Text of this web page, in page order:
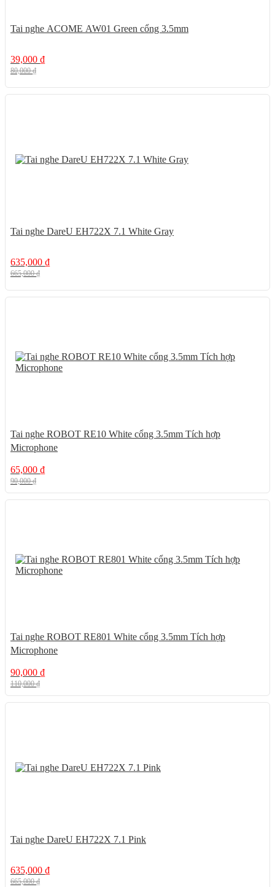
Tai nghe ACOME AW01 Green cổng 3.5mm
39,000 ₫
80,000₫
Tai nghe DareU EH722X 7.1 White Gray
635,000 ₫
665,000₫
Tai nghe ROBOT RE10 White cổng 3.5mm Tích hợp
Microphone
65,000 ₫
90,000₫
Tai nghe ROBOT RE801 White cổng 3.5mm Tích hợp
Microphone
90,000 ₫
110,000₫
Tai nghe DareU EH722X 7.1 Pink
635,000 ₫
665,000₫